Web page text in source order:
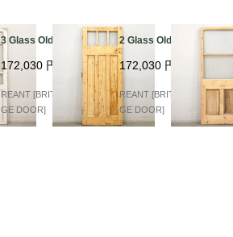
3 Glass Old Pine
172,030 円
REANT [BRITISH VINTA
GE DOOR]
2 Glass Old Pine
172,030 円
REANT [BRITISH VINTA
GE DOOR]